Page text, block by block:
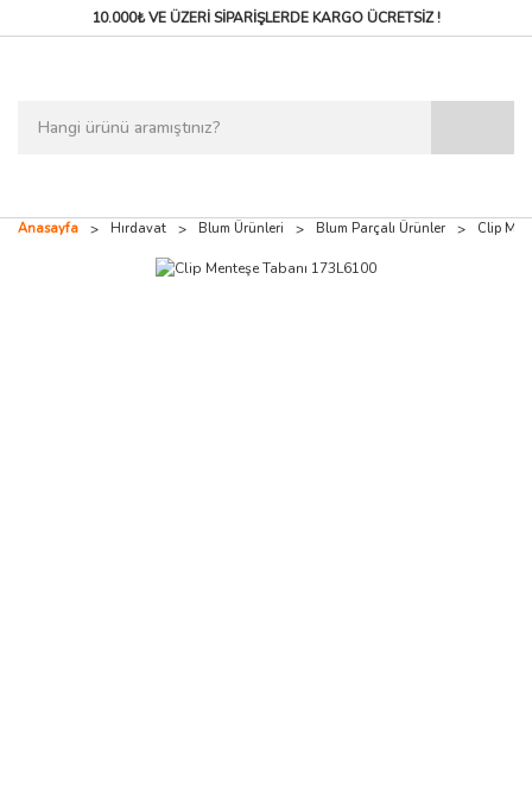
10.000₺ VE ÜZERİ SİPARİŞLERDEKARGO ÜCRETSİZ !
Anasayfa Hırdavat Blum Ürünleri Blum Parçalı Ürünler Clip